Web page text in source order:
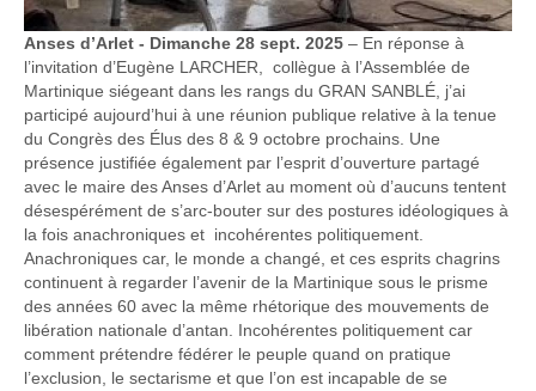
Anses d’Arlet - Dimanche 28 sept. 2025 – En réponse à
l’invitation d’Eugène LARCHER, collègue à l’Assemblée de
Martinique siégeant dans les rangs du GRAN SANBLÉ, j’ai
participé aujourd’hui à une réunion publique relative à la tenue
du Congrès des Élus des 8 & 9 octobre prochains. Une
présence justifiée également par l’esprit d’ouverture partagé
avec le maire des Anses d’Arlet au moment où d’aucuns tentent
désespérément de s’arc-bouter sur des postures idéologiques à
la fois anachroniques et incohérentes politiquement.
Anachroniques car, le monde a changé, et ces esprits chagrins
continuent à regarder l’avenir de la Martinique sous le prisme
des années 60 avec la même rhétorique des mouvements de
libération nationale d’antan. Incohérentes politiquement car
comment prétendre fédérer le peuple quand on pratique
l’exclusion, le sectarisme et que l’on est incapable de se